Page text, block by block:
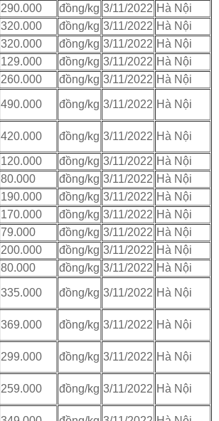
290.000 đồng/kg 3/11/2022 Hà Nội
320.000 đồng/kg 3/11/2022 Hà Nội
320.000 đồng/kg 3/11/2022 Hà Nội
129.000 đồng/kg 3/11/2022 Hà Nội
260.000 đồng/kg 3/11/2022 Hà Nội
490.000 đồng/kg 3/11/2022 Hà Nội
420.000 đồng/kg 3/11/2022 Hà Nội
120.000 đồng/kg 3/11/2022 Hà Nội
80.000 đồng/kg 3/11/2022 Hà Nội
190.000 đồng/kg 3/11/2022 Hà Nội
170.000 đồng/kg 3/11/2022 Hà Nội
79.000 đồng/kg 3/11/2022 Hà Nội
200.000 đồng/kg 3/11/2022 Hà Nội
80.000 đồng/kg 3/11/2022 Hà Nội
335.000 đồng/kg 3/11/2022 Hà Nội
369.000 đồng/kg 3/11/2022 Hà Nội
299.000 đồng/kg 3/11/2022 Hà Nội
259.000 đồng/kg 3/11/2022 Hà Nội